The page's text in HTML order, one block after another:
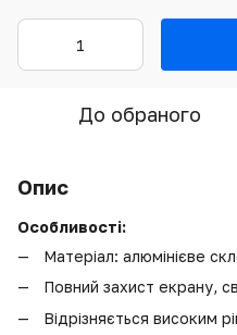
До обраного
Опис
Особливості:
Матеріал: алюмінієве
Повний захист екрану,
Відрізняється високим